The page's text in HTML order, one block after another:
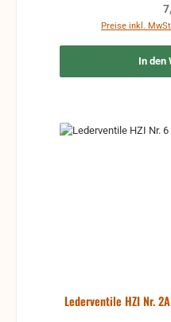
Preise inkl.
In den
Lederventile HZI Nr.